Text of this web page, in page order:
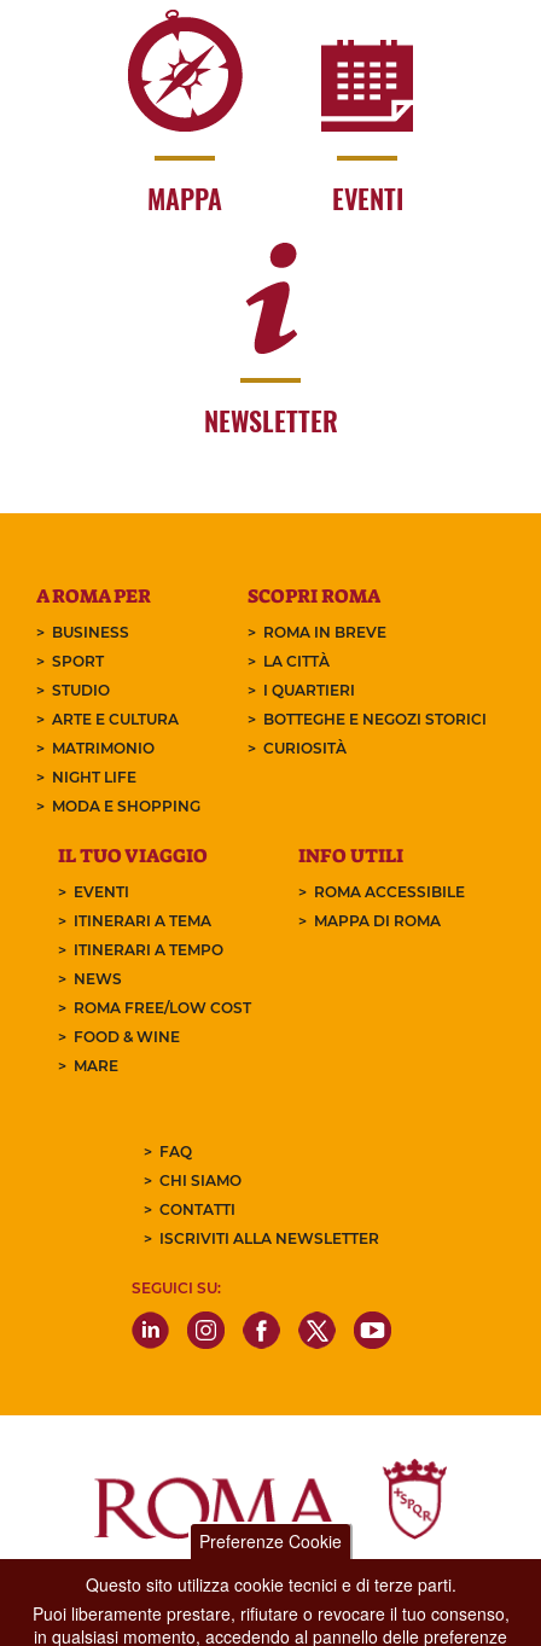
MAPPA EVENTI
NEWSLETTER
A ROMA PER
BUSINESS
SPORT
STUDIO
ARTE E CULTURA
MATRIMONIO
NIGHT LIFE
MODA E SHOPPING
SCOPRI ROMA
ROMA IN BREVE
LA CITTÀ
I QUARTIERI
BOTTEGHE E NEGOZI STORICI
CURIOSITÀ
IL TUO VIAGGIO
EVENTI
ITINERARI A TEMA
ITINERARI A TEMPO
NEWS
ROMA FREE/LOW COST
FOOD & WINE
MARE
INFO UTILI
ROMA ACCESSIBILE
MAPPA DI ROMA
FAQ
CHI SIAMO
CONTATTI
ISCRIVITI ALLA NEWSLETTER
SEGUICI SU:
Dipartimento Grandi Eventi, Sport, Turismo e Moda.
Via di San Basilio, 51
00187 Roma
Preferenze Cookie
Questo sito utilizza cookie tecnici e di terze parti.
Puoi liberamente prestare, rifiutare o revocare il tuo consenso,
in qualsiasi momento, accedendo al pannello delle preferenze